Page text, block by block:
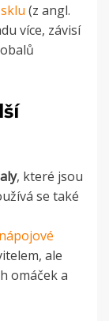
(z angl.
více, závisí
, které jsou
se také
nápojové
ale
omáček a